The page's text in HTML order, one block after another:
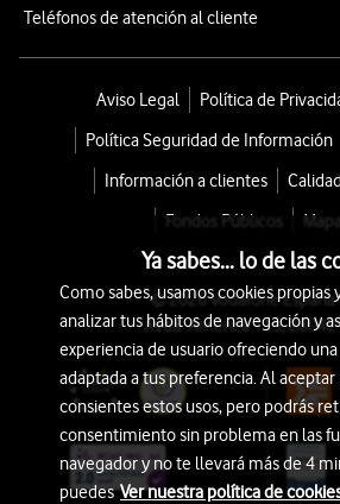
Teléfonos de atención al cliente
Aviso Legal
Política de
Política Seguridad de Información
Información a clientes
Fondos Públicos
© 2026 Vodafone España
Avda. América 115,
Ya sabes... lo de las
Como sabes, usamos cookies propias
analizar tus hábitos de navegación y
experiencia de usuario ofreciendo
adaptada a tus preferencia. Al aceptar
consientes estos usos, pero podrás
consentimiento sin problema en las
navegador y no te llevará más de 4
puedesVer nuestra política de